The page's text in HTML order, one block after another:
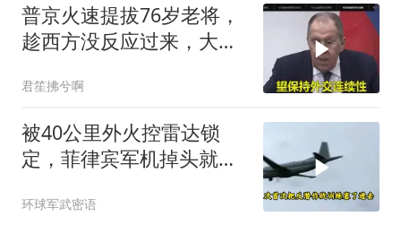
普京火速提拔76岁老将，
趁西方没反应过来，大鹅
君笙拂兮啊
被40公里外火控雷达锁
定，菲律宾军机掉头就
场
环球军武密语